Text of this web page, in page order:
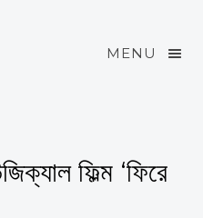
MENU
ফিল্ম ‘ফিরে